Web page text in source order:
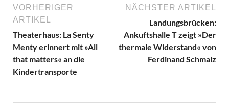
VORHERIGER
ARTIKEL
Theaterhaus: La Senty
Menty erinnert mit »All
that matters« an die
Kindertransporte
NÄCHSTER ARTIKEL
Landungsbrücken:
Ankuftshalle T zeigt »Der
thermale Widerstand« von
Ferdinand Schmalz